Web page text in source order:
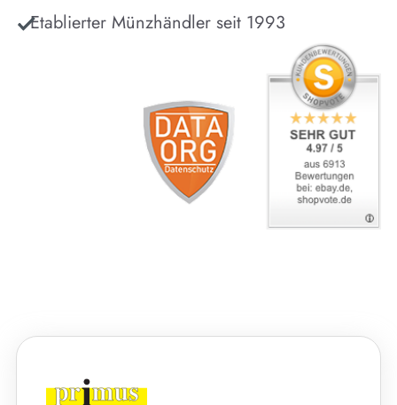
Etablierter Münzhändler seit 1993